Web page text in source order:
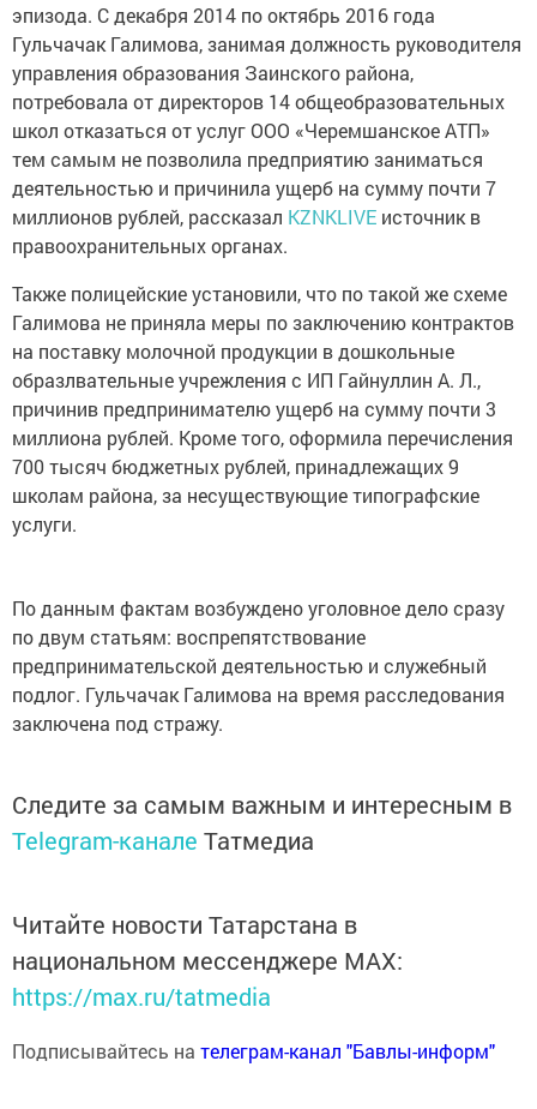
эпизода. С декабря 2014 по октябрь 2016 года
Гульчачак Галимова, занимая должность руководителя
управления образования Заинского района,
потребовала от директоров 14 общеобразовательных
школ отказаться от услуг ООО «Черемшанское АТП»
тем самым не позволила предприятию заниматься
деятельностью и причинила ущерб на сумму почти 7
миллионов рублей, рассказал KZNKLIVE источник в
правоохранительных органах.
Также полицейские установили, что по такой же схеме
Галимова не приняла меры по заключению контрактов
на поставку молочной продукции в дошкольные
образлвательные учрежления с ИП Гайнуллин А. Л.,
причинив предпринимателю ущерб на сумму почти 3
миллиона рублей. Кроме того, оформила перечисления
700 тысяч бюджетных рублей, принадлежащих 9
школам района, за несуществующие типографские
услуги.
По данным фактам возбуждено уголовное дело сразу
по двум статьям: воспрепятствование
предпринимательской деятельностью и служебный
подлог. Гульчачак Галимова на время расследования
заключена под стражу.
Следите за самым важным и интересным в
Telegram-канале Татмедиа
Читайте новости Татарстана в
национальном мессенджере MАХ:
https://max.ru/tatmedia
Подписывайтесь на телеграм-канал "Бавлы-информ"